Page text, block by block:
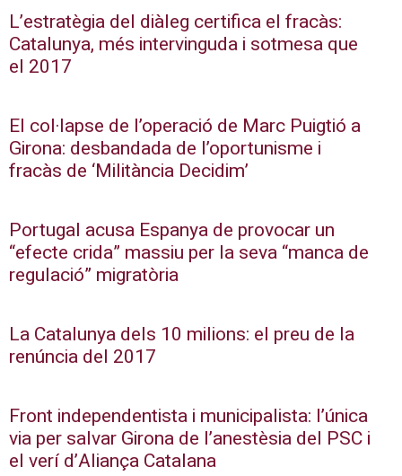
L’estratègia del diàleg certifica el fracàs:
Catalunya, més intervinguda i sotmesa que
el 2017
El col·lapse de l’operació de Marc Puigtió a
Girona: desbandada de l’oportunisme i
fracàs de ‘Militància Decidim’
Portugal acusa Espanya de provocar un
“efecte crida” massiu per la seva “manca de
regulació” migratòria
La Catalunya dels 10 milions: el preu de la
renúncia del 2017
Front independentista i municipalista: l’única
via per salvar Girona de l’anestèsia del PSC i
el verí d’Aliança Catalana